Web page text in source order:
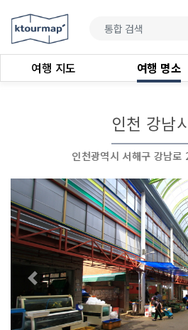
여행 지도 여행 명소
인천 강남
인천광역시 서해구 강남